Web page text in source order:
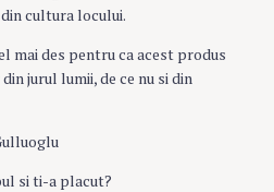
cultura locului.
mai des pentru ca acest produs
jurul lumii, de ce nu si din
si ti-a placut?